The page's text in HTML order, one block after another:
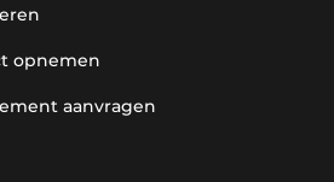
opnemen
aanvragen